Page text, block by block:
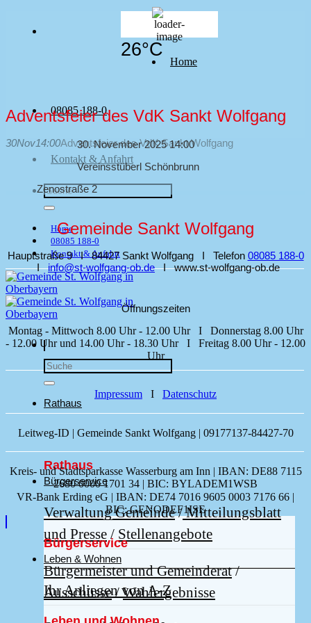
26°C
Home
08085 188-0
Kontakt & Anfahrt
Home
08085 188-0
Kontakt & Anfahrt
Rathaus
Rathaus
Verwaltung Gemeinde/Mitteilungsblatt
und Presse / Stellenangebote
Bürgermeister und Gemeinderat/
Ausschüsse/Wahlergebnisse
Bürgerservice
Bürgerservice
Ihr Anliegen von A-Z
Leben & Wohnen
Adventsfeier des VdK Sankt Wolfgang
30Nov14:00Adventsfeier des VdK Sankt Wolfgang
30. November 2025 14:00
Vereinsstüberl Schönbrunn
Zenostraße 2
Gemeinde Sankt Wolfgang
Hauptstraße 9 I 84427 Sankt Wolfgang I Telefon 08085 188‑0
Iinfo@st‑wolfgang‑ob.deI www.st‑wolfgang‑ob.de
Öffnungszeiten
Montag - Mittwoch 8.00 Uhr - 12.00 Uhr I Donnerstag 8.00 Uhr
- 12.00 Uhr und 14.00 Uhr - 18.30 Uhr I Freitag 8.00 Uhr - 12.00
Uhr
Impressum I Datenschutz
Leitweg-ID | Gemeinde Sankt Wolfgang | 09177137-84427-70
Kreis- und Stadtsparkasse Wasserburg am Inn | IBAN: DE88 7115
2680 0000 1701 34 | BIC: BYLADEM1WSB
VR-Bank Erding eG | IBAN: DE74 7016 9605 0003 7176 66 |
BIC: GENODEF1ISE